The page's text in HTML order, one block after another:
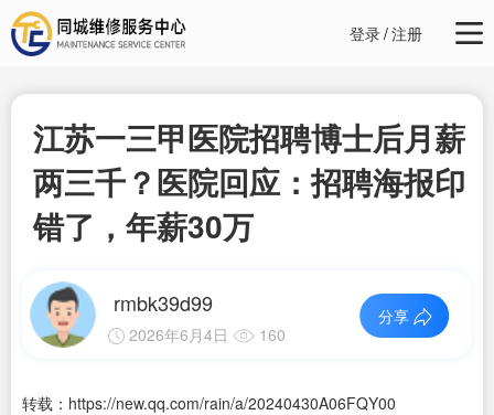
登录/注册
江苏一三甲医院招聘博士后月薪
两三千？医院回应：招聘海报印
错了，年薪30万
rmbk39d99
2026年6月4日 160
分享
转载：https://new.qq.com/rain/a/20240430A06FQY00